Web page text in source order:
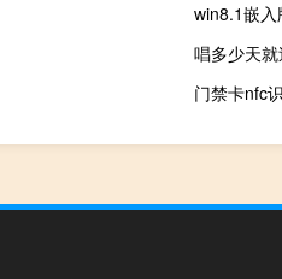
win8.1嵌入
唱多少天就
门禁卡nfc